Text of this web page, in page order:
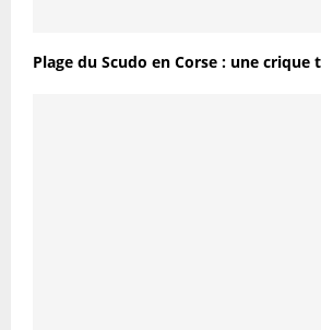
Plage du Scudo en Corse : une crique